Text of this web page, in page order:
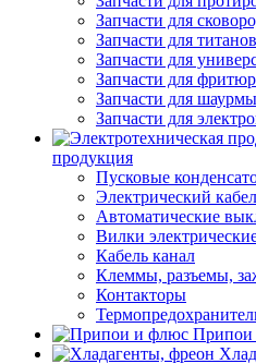
Запчасти для
Запчасти для титанов
Запчасти для
Запчасти для
Запчасти для шаурмы
Запчасти для
продукция
Пусковые
Электрический
Автоматические
Вилки
Кабель канал
Клеммы, разъемы,
Контакторы